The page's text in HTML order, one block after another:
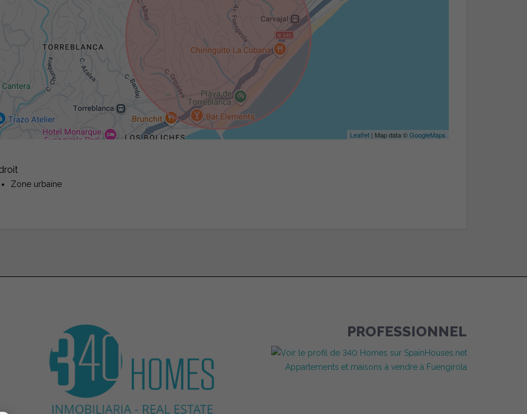
Leaflet | Map data ©GoogleMaps
Zone urbaine
PROFESSIONNEL
Appartements et maisons à vendre à Fuengirola